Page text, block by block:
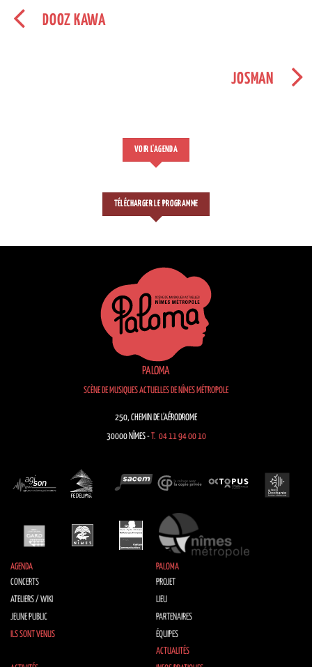
DOOZ KAWA
JOSMAN
VOIR L'AGENDA
TÉLÉCHARGER LE PROGRAMME
PALOMA
SCÈNE DE MUSIQUES ACTUELLES DE NÎMES MÉTROPOLE
250, CHEMIN DE L’AÉRODROME
30000 NÎMES - T. 04 11 94 00 10
AGENDA
CONCERTS
ATELIERS / WIKI
JEUNE PUBLIC
ILS SONT VENUS
PALOMA
PROJET
LIEU
PARTENAIRES
ÉQUIPES
ACTUALITÉS